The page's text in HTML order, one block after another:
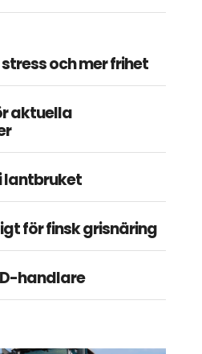
och mer frihet
aktuella
lantbruket
för finsk grisnäring
handlare